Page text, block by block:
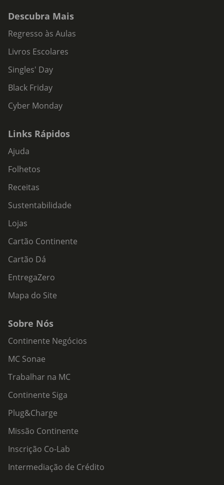
Descubra Mais
Regresso às Aulas
Livros Escolares
Singles' Day
Black Friday
Cyber Monday
Links Rápidos
Ajuda
Folhetos
Receitas
Sustentabilidade
Lojas
Cartão Continente
Cartão Dá
EntregaZero
Mapa do Site
Sobre Nós
Continente Negócios
MC Sonae
Trabalhar na MC
Continente Siga
Plug&Charge
Missão Continente
Inscrição Co-Lab
Intermediação de Crédito